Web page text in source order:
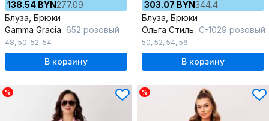
138.54 BYN277.09
Блуза, Брюки
Gamma Gracia 652 розовый
48, 50, 52, 54
В корзину
303.07 BYN344.4
Блуза, Брюки
Ольга Стиль С-1029 розовый
50, 52, 54, 56
В корзину
% %